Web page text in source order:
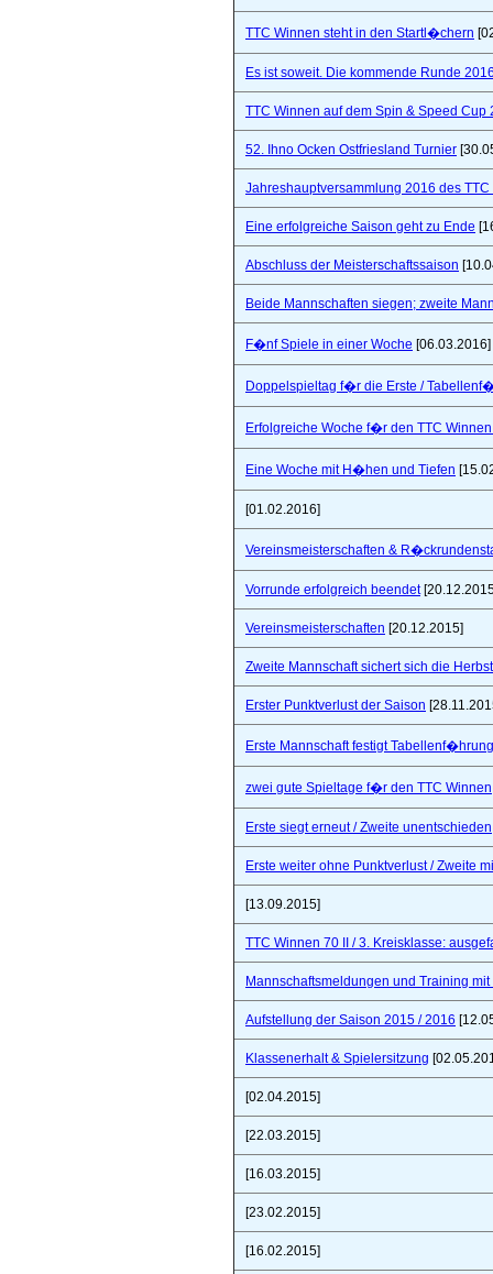
TTC Winnen steht in den Startl�chern
Es ist soweit. Die kommende Runde
TTC Winnen auf dem Spin & Speed Cup
52. Ihno Ocken Ostfriesland Turnier
Jahreshauptversammlung 2016 des TTC
Eine erfolgreiche Saison geht zu Ende
Abschluss der Meisterschaftssaison
Beide Mannschaften siegen; zweite
F�nf Spiele in einer Woche [06.03.2016]
Doppelspieltag f�r die Erste /
Erfolgreiche Woche f�r den TTC
Eine Woche mit H�hen und Tiefen
[01.02.2016]
Vereinsmeisterschaften &
Vorrunde erfolgreich beendet
Vereinsmeisterschaften [20.12.2015]
Zweite Mannschaft sichert sich die
Erster Punktverlust der Saison
Erste Mannschaft festigt
zwei gute Spieltage f�r den TTC Winnen
Erste siegt erneut / Zweite unentschieden
Erste weiter ohne Punktverlust / Zweite
[13.09.2015]
TTC Winnen 70 II / 3. Kreisklasse:
Mannschaftsmeldungen und Training
Aufstellung der Saison 2015 / 2016
Klassenerhalt & Spielersitzung
[02.04.2015]
[22.03.2015]
[16.03.2015]
[23.02.2015]
[16.02.2015]